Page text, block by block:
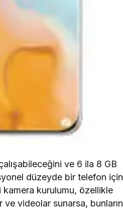
ve 6 ila 8 GB
düzeyde bir telefon için
kamera kurulumu, özellikle
ve videolar sunarsa, bunların